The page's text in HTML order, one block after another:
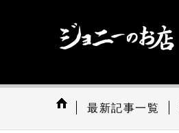
最新記事一覧